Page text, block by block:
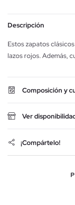
Descripción
Estos zapatos
lazos rojos. Además,
Composición y
Ver
¡Compártelo!